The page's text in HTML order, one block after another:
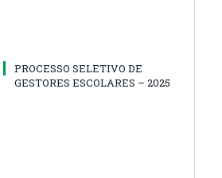
PROCESSO SELETIVO DE
GESTORES ESCOLARES – 2025